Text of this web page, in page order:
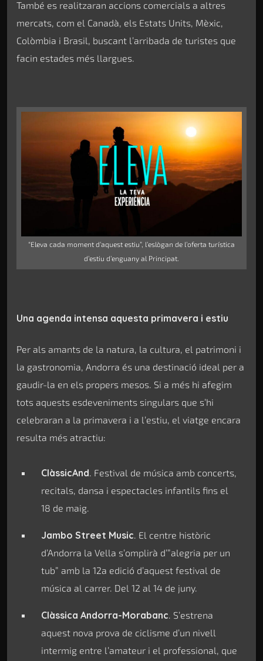
També es realitzaran accions comercials a altres
mercats, com el Canadà, els Estats Units, Mèxic,
Colòmbia i Brasil, buscant l’arribada de turistes que
facin estades més llargues.
“Eleva cada moment d’aquest estiu”, l’eslògan de l’oferta turística
d’estiu d’enguany al Principat.
Una agenda intensa aquesta primavera i estiu
Per als amants de la natura, la cultura, el patrimoni i
la gastronomia, Andorra és una destinació ideal per a
gaudir-la en els propers mesos. Si a més hi afegim
tots aquests esdeveniments singulars que s’hi
celebraran a la primavera i a l’estiu, el viatge encara
resulta més atractiu:
ClàssicAnd. Festival de música amb concerts,
recitals, dansa i espectacles infantils fins el
18 de maig.
Jambo Street Music. El centre històric
d’Andorra la Vella s’omplirà d’”alegria per un
tub” amb la 12a edició d’aquest festival de
música al carrer. Del 12 al 14 de juny.
Clàssica Andorra-Morabanc. S’estrena
aquest nova prova de ciclisme d’un nivell
intermig entre l’amateur i el professional, que